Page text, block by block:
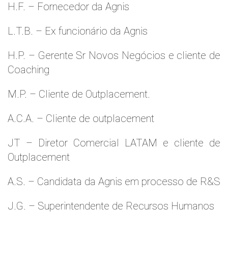
H.F. – Fornecedor da Agnis
L.T.B. – Ex funcionário da Agnis
H.P. – Gerente Sr Novos Negócios e cliente de
Coaching
M.P. – Cliente de Outplacement.
A.C.A. – Cliente de outplacement
JT – Diretor Comercial LATAM e cliente de
Outplacement
A.S. – Candidata da Agnis em processo de R&S
J.G. – Superintendente de Recursos Humanos